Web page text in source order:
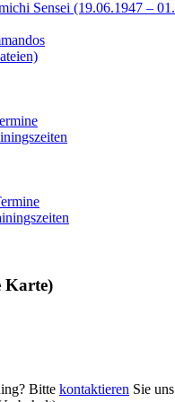
Sensei (19.06.1947 –
Karte)
Bitte kontaktieren Sie